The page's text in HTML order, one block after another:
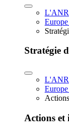
L'ANR
Stratégie
L'ANR
Actions et